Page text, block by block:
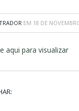
EM 18 DE
aqui para visualizar